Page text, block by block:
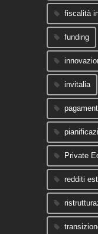
fiscalità
funding
invitalia
Private
redditi